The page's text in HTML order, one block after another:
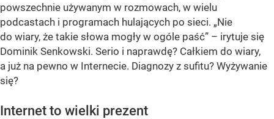
powszechnie używanym w rozmowach, w wielu
podcastach i programach hulających po sieci. „Nie
do wiary, że takie słowa mogły w ogóle paść” – irytuje się
Dominik Senkowski. Serio i naprawdę? Całkiem do wiary,
a już na pewno w Internecie. Diagnozy z sufitu? Wyżywanie
się?
Internet to wielki prezent